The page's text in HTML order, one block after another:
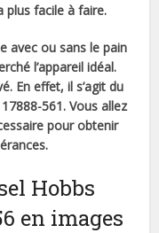
plus facile à faire.
avec ou sans le pain
l’appareil idéal.
En effet, il s’agit du
561.Vous allez
pour obtenir
Hobbs
en images